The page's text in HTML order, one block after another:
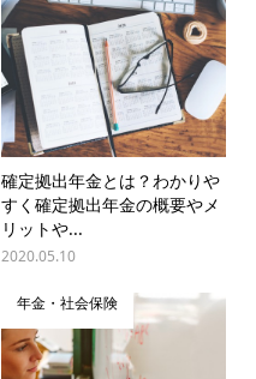
確定拠出年金とは？わかりや
すく確定拠出年金の概要やメ
リットや...
2020.05.10
年金・社会保険